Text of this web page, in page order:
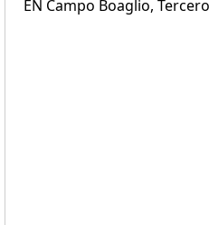
EN Campo Boaglio,